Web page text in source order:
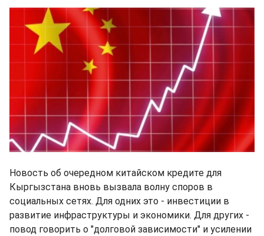
Новость об очередном китайском кредите для
Кыргызстана вновь вызвала волну споров в
социальных сетях. Для одних это - инвестиции в
развитие инфраструктуры и экономики. Для других -
повод говорить о "долговой зависимости" и усилении